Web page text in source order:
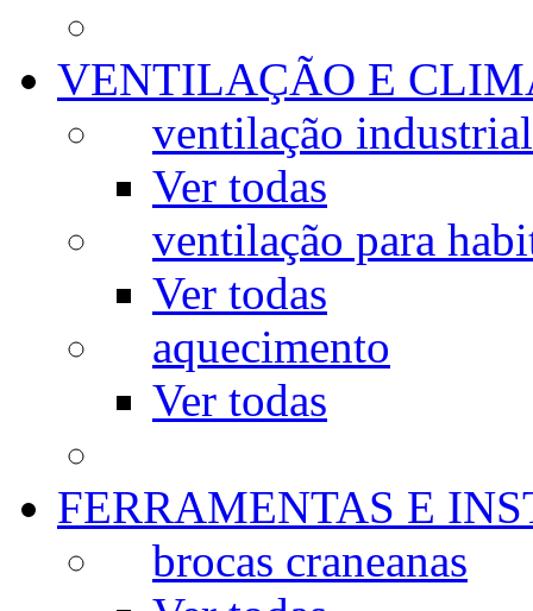
VENTILAÇÃO E
ventilação industrial
Ver todas
ventilação para
Ver todas
aquecimento
Ver todas
FERRAMENTAS E
brocas craneanas